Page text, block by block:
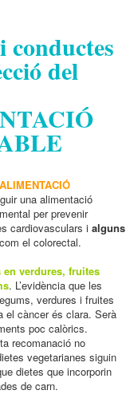
conductes
del
una alimentació
per prevenir
cardiovasculars i alguns
com el colorectal.
en verdures, fruites
. L’evidència que les
verdures i fruites
el càncer és clara. Serà
poc calòrics.
recomanació no
vegetarianes siguin
dietes que incorporin
de carn.